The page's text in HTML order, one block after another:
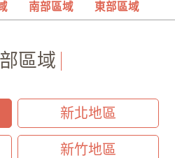
南部區域 東部區域
區域
新北地區
新竹地區